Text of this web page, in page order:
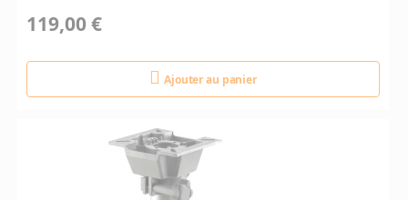
119,00 €
Ajouter au panier